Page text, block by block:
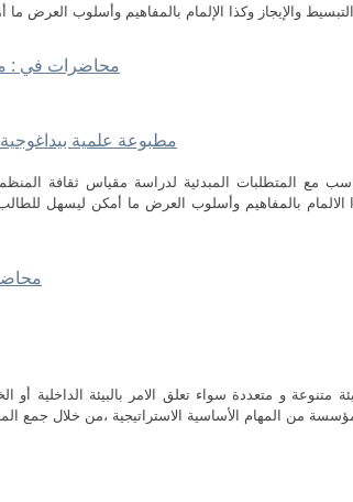
محاضرات في :
مطبوعة علمية
مع المتطلبات المبدئية لدراسة مقياس ثقافة
الالمام بالمفاهيم وأسلوب العرض ما أمكن ليسهل
و متعددة سواء تعلق الامر بالبيئة الداخلية أو